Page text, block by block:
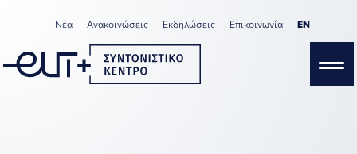
Νέα Ανακοινώσεις Εκδηλώσεις Επικοινωνία ΕΝ